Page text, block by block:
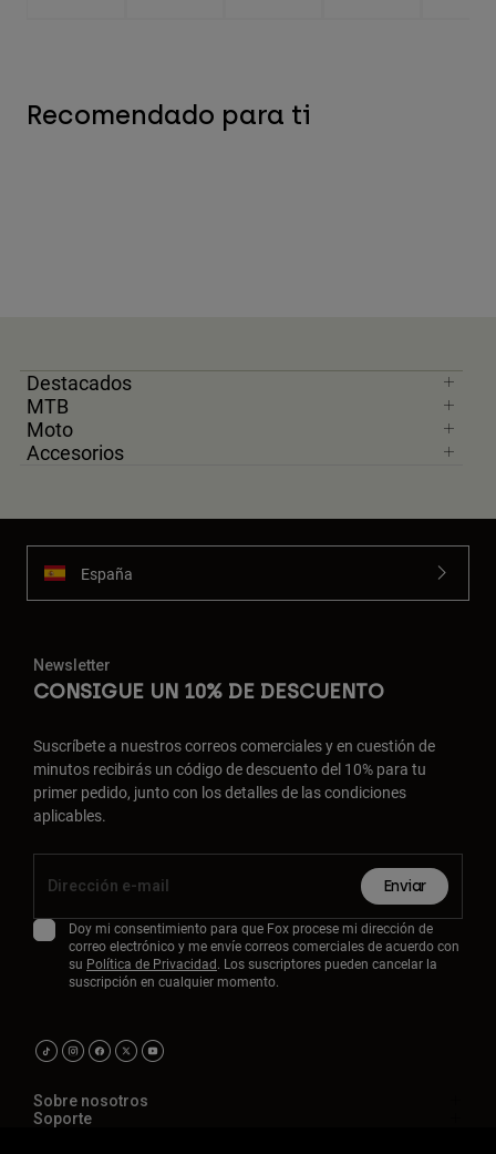
Recomendado para ti
Destacados
MTB
Moto
Accesorios
España
Newsletter
CONSIGUE UN 10% DE DESCUENTO
Suscríbete a nuestros correos comerciales y en cuestión de
minutos recibirás un código de descuento del 10% para tu
primer pedido, junto con los detalles de las condiciones
aplicables.
Enviar
Doy mi consentimiento para que Fox procese mi dirección de
correo electrónico y me envíe correos comerciales de acuerdo con
su Política de Privacidad. Los suscriptores pueden cancelar la
suscripción en cualquier momento.
Sobre nosotros
Soporte